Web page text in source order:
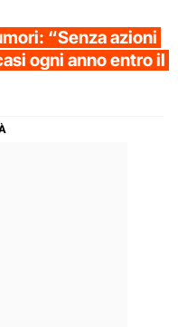
“Senza azioni
ogni anno entro il